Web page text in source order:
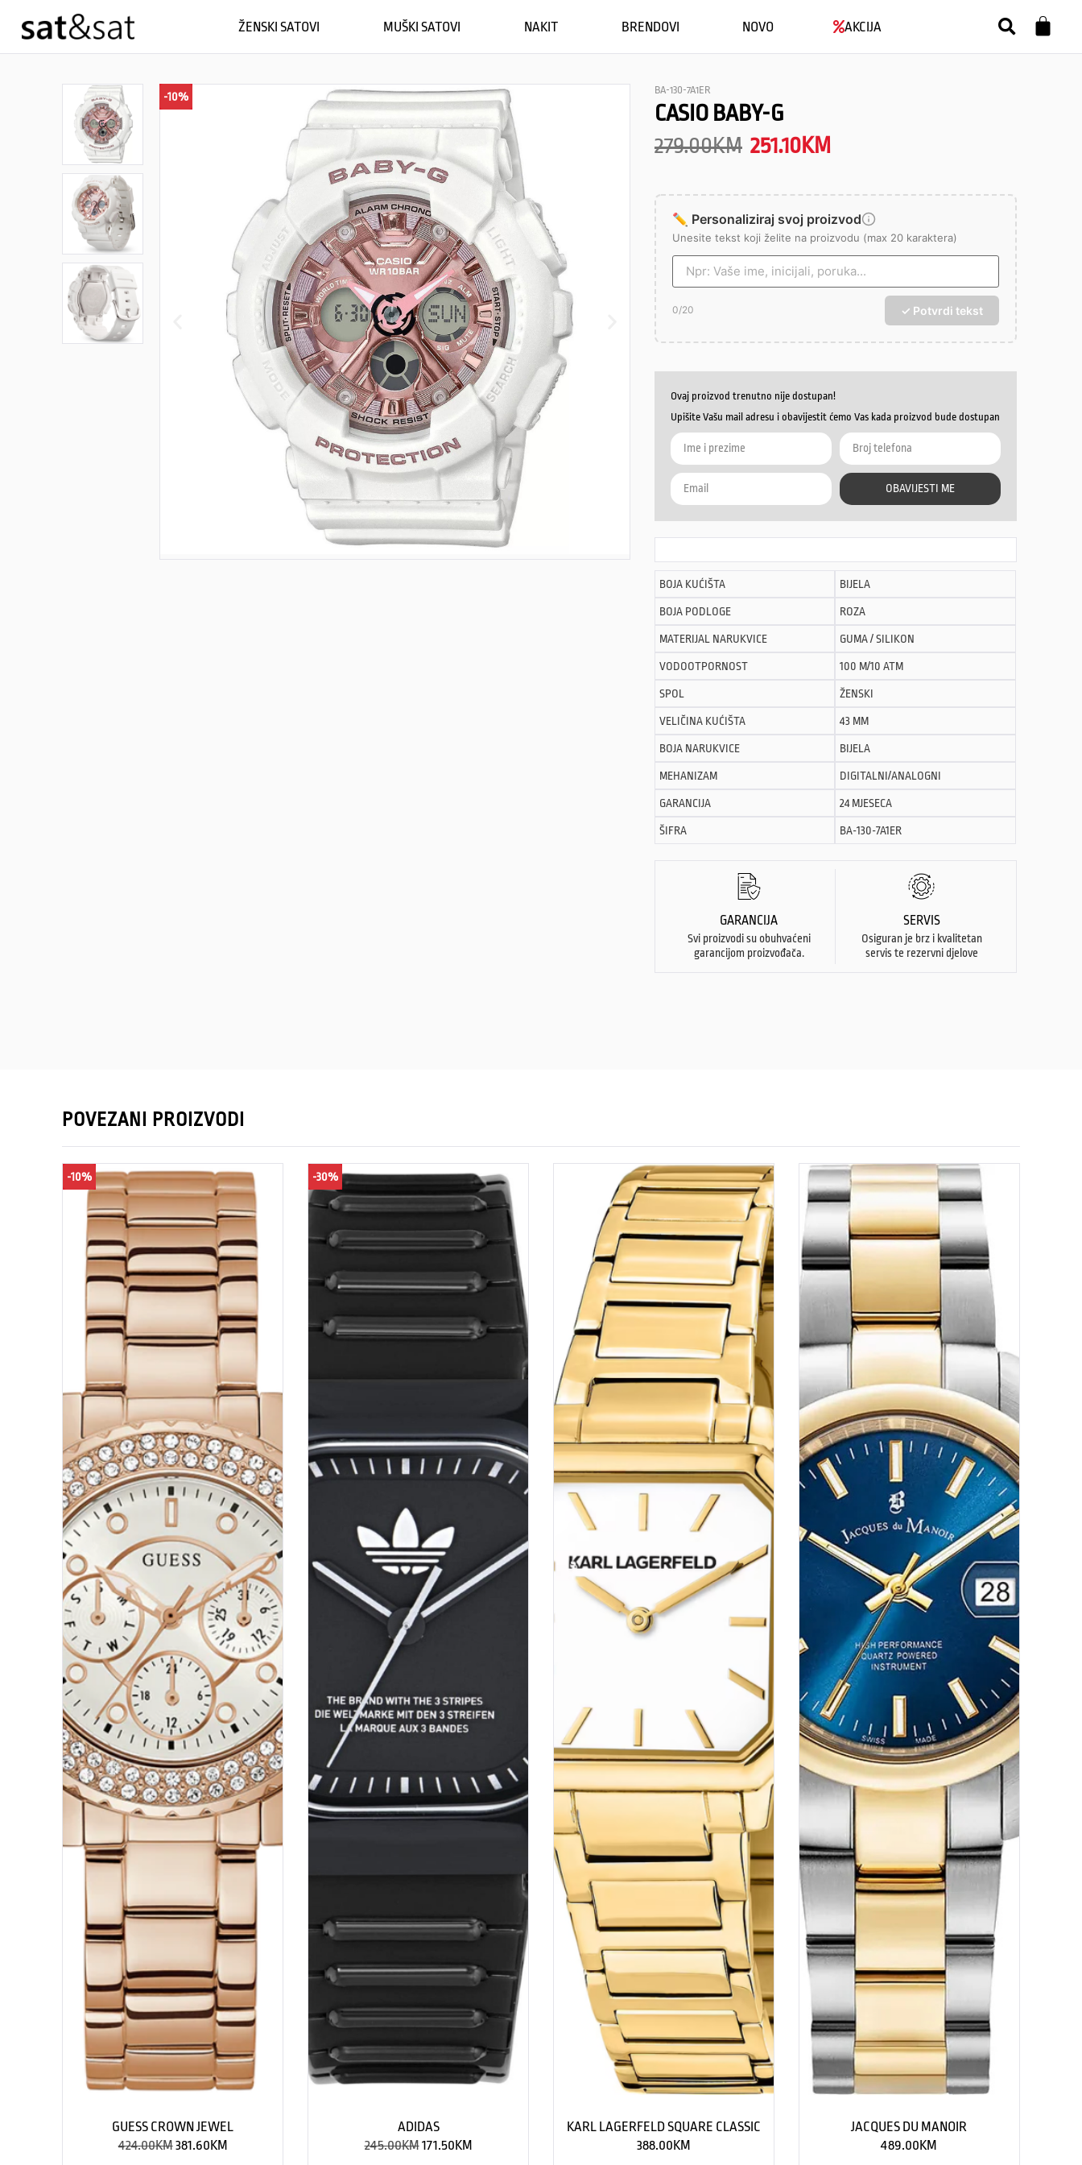
ŽENSKI SATOVI MUŠKI SATOVI NAKIT BRENDOVI NOVO AKCIJA
-10%
BA-130-7A1ER
CASIO BABY-G
279.00KM 251.10KM
✏️ Personaliziraj svoj proizvod
Unesite tekst koji želite na proizvodu (max 20 karaktera)
0/20 ✓ Potvrdi tekst
Ovaj proizvod trenutno nije dostupan!
Upišite Vašu mail adresu i obavijestit ćemo Vas kada proizvod bude dostupan
OBAVIJESTI ME
BOJA KUĆIŠTA BIJELA
BOJA PODLOGE ROZA
MATERIJAL NARUKVICE GUMA / SILIKON
VODOOTPORNOST 100 M/10 ATM
SPOL ŽENSKI
VELIČINA KUĆIŠTA 43 MM
BOJA NARUKVICE BIJELA
MEHANIZAM DIGITALNI/ANALOGNI
GARANCIJA 24 MJESECA
ŠIFRA BA-130-7A1ER
GARANCIJA
Svi proizvodi su obuhvaćeni
garancijom proizvođača.
SERVIS
Osiguran je brz i kvalitetan
servis te rezervni djelove
POVEZANI PROIZVODI
-10%
GUESS CROWN JEWEL
424.00KM381.60KM
-30%
ADIDAS
245.00KM171.50KM
KARL LAGERFELD SQUARE CLASSIC
388.00KM
JACQUES DU MANOIR
489.00KM